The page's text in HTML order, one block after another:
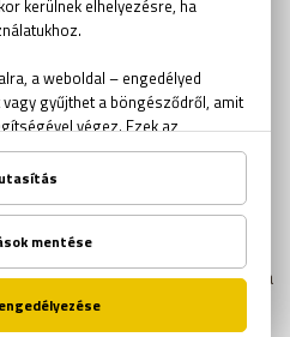
feladványokkal, míg kezdő
lineárisabb történetű pályák
kínálatában mindenki
szintet és stílust.
kínálata az Exit The Room
de részletgazdag,
a szobák nem egyszerűen
amelyekbe belépsz,
döntések, amelyeknek súlya
alakítod a történetet.